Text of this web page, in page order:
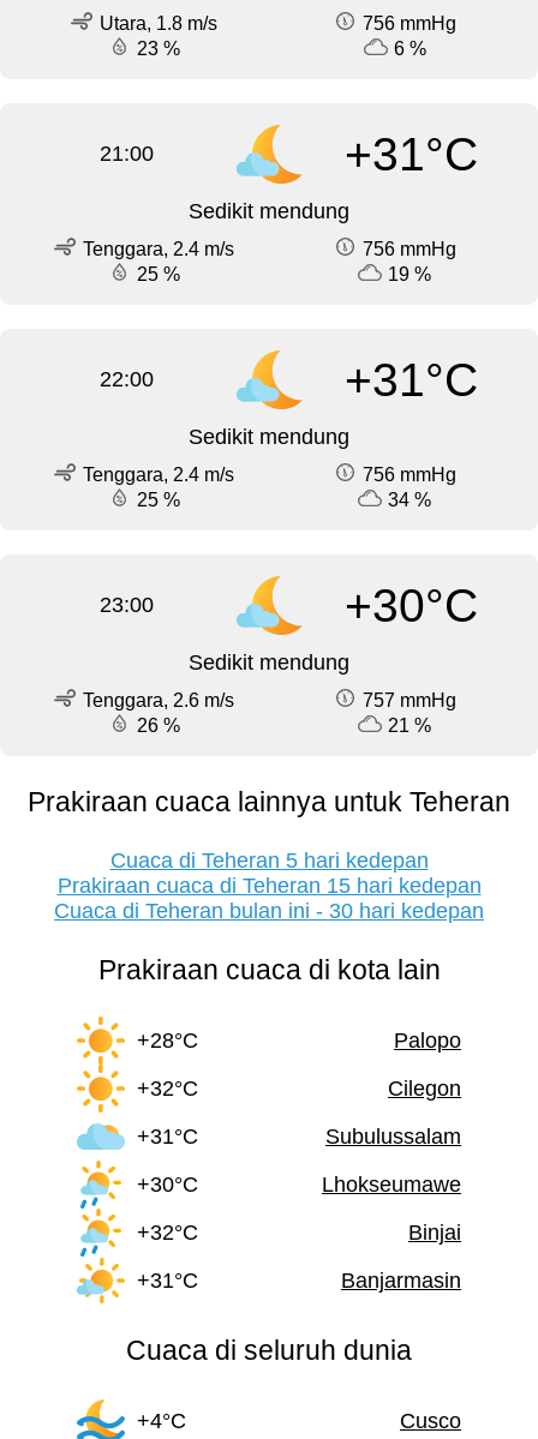
Utara, 1.8 m/s
756 mmHg
23 %
6 %
21:00 +31°C
Sedikit mendung
Tenggara, 2.4 m/s
756 mmHg
25 %
19 %
22:00 +31°C
Sedikit mendung
Tenggara, 2.4 m/s
756 mmHg
25 %
34 %
23:00 +30°C
Sedikit mendung
Tenggara, 2.6 m/s
757 mmHg
26 %
21 %
Prakiraan cuaca lainnya untuk Teheran
Cuaca di Teheran 5 hari kedepan
Prakiraan cuaca di Teheran 15 hari kedepan
Cuaca di Teheran bulan ini - 30 hari kedepan
Prakiraan cuaca di kota lain
+28°C
Palopo
+32°C
Cilegon
+31°C
Subulussalam
+30°C
Lhokseumawe
+32°C
Binjai
+31°C
Banjarmasin
Cuaca di seluruh dunia
+4°C Cusco